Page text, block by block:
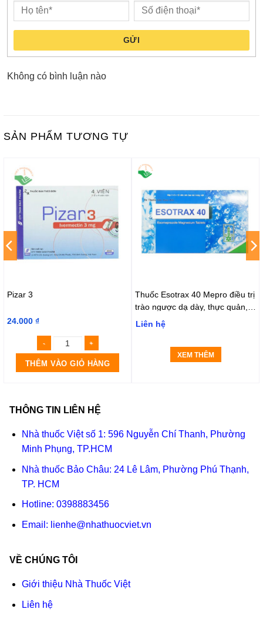
GỬI
Không có bình luận nào
SẢN PHẨM TƯƠNG TỰ
Pizar 3
24.000 ₫
THÊM VÀO GIỎ HÀNG
Thuốc Esotrax 40 Mepro điều trị
trào ngược dạ dày, thực quản,
chữa lành loét tá tràng (3 vỉ x 10
Liên hệ
XEM THÊM
THÔNG TIN LIÊN HỆ
Nhà thuốc Việt số 1: 596 Nguyễn Chí Thanh, Phường
Minh Phụng, TP.HCM
Nhà thuốc Bảo Châu: 24 Lê Lâm, Phường Phú Thạnh,
TP. HCM
Hotline: 0398883456
Email: lienhe@nhathuocviet.vn
VỀ CHÚNG TÔI
Giới thiệu Nhà Thuốc Việt
Liên hệ